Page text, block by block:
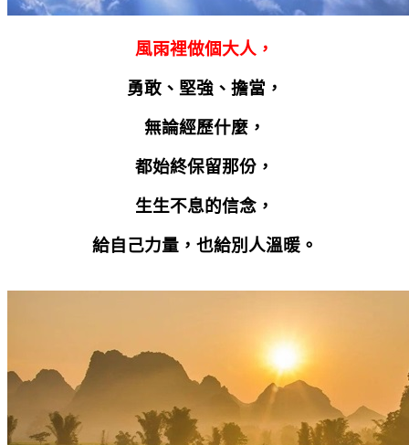
風雨裡做個大人，
勇敢、堅強、擔當，
無論經歷什麼，
都始終保留那份，
生生不息的信念，
給自己力量，也給別人溫暖。